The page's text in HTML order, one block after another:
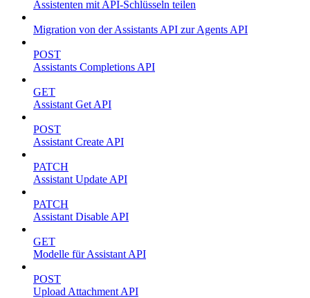
Assistenten mit API-Schlüsseln teilen
Migration von der Assistants API zur Agents API
POST
Assistants Completions API
GET
Assistant Get API
POST
Assistant Create API
PATCH
Assistant Update API
PATCH
Assistant Disable API
GET
Modelle für Assistant API
POST
Upload Attachment API